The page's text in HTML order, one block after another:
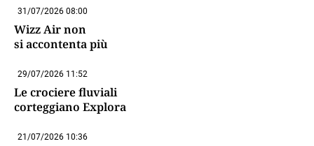
31/07/2026 08:00
Wizz Air non
si accontenta più
29/07/2026 11:52
Le crociere fluviali
corteggiano Explora
21/07/2026 10:36